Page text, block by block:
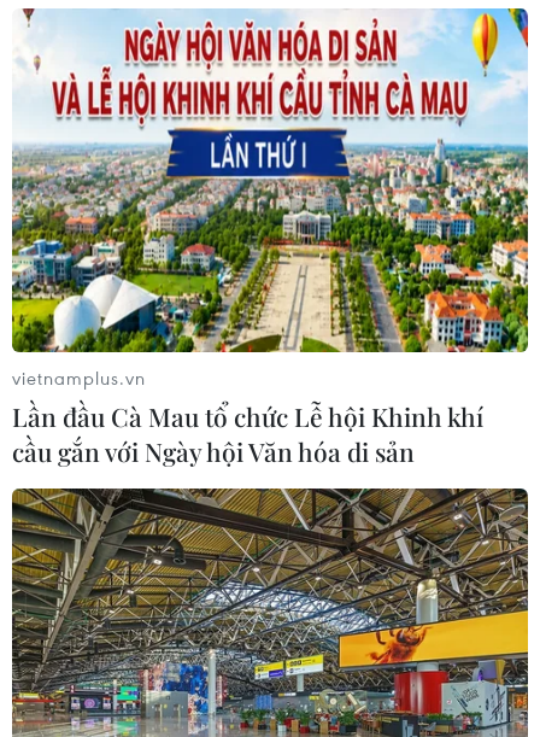
vietnamplus.vn
Lần đầu Cà Mau tổ chức Lễ hội Khinh khí
cầu gắn với Ngày hội Văn hóa di sản